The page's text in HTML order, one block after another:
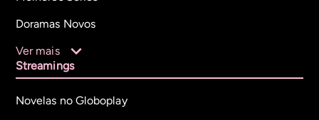
Doramas Novos
Ver mais
Streamings
Novelas no Globoplay